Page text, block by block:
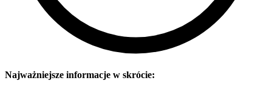
Najważniejsze informacje w skrócie: